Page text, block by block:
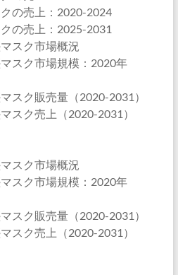
の売上：2020-2024
の売上：2025-2031
スク市場概況
スク市場規模：2020年
スク販売量（2020-2031）
スク売上（2020-2031）
スク市場概況
スク市場規模：2020年
スク販売量（2020-2031）
スク売上（2020-2031）